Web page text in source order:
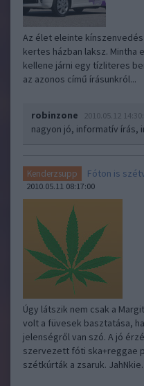
Az élet eleinte
kertes házban laksz. Mintha
kellene járni egy tízliteres
az azonos című írásunkról...
robinzone 2010.05.12
nagyon jó, informatív írás,
Kenderzsupp Fóton is
2010.05.11 08:17:00
Úgy látszik nem csak a
volt a füvesek basztatása,
jelenségről van szó. A jó
szervezett fóti ska+reggae
szétkúrták a zsaruk.